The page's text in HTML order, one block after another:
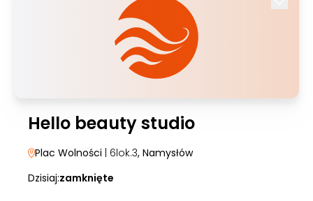
Hello beauty studio
Plac Wolności | 6lok.3, Namysłów
Dzisiaj:zamknięte